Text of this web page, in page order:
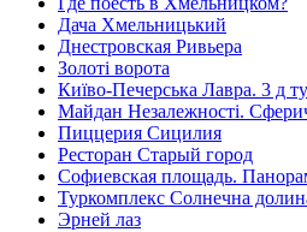
Дача Хмельницький
Днестровская Ривьера
Золоті ворота
Київо-Печерська Лавра. 3 д
Майдан Незалежності.
Пиццерия Сицилия
Ресторан Старый город
Софиевская площадь.
Туркомплекс Солнечна
Эрней лаз